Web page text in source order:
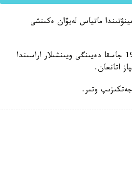
39- مينۋتىندا يسپانيالىق شابۋىلشى بورحا مايورال ەسەپ اشسا، 78 مينۋتىندا ماتياس لەيۆان ەكىنشى
يسپانيا ويىنشىلارى تۋرنيردە 7- رەت باسىم ءتۇسىپ وتىر. بۇعان دەيىن ولار 19 جاسقا دەيىنگى ويىنشىلار اراسىندا
وتىر.